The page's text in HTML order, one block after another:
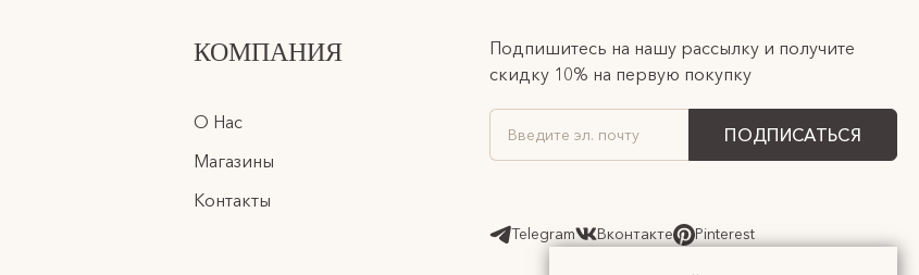
КОМПАНИЯ
О Нас
Магазины
Контакты
Подпишитесь на нашу рассылку и получите
скидку 10% на первую покупку
ПОДПИСАТЬСЯ
Telegram Вконтакте Pinterest